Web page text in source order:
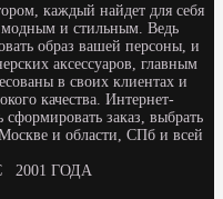
каждый найдет для себя
модным и стильным. Ведь
образ вашей персоны, и
аксессуаров, главным
в своих клиентах и
качества. Интернет-
заказ, выбрать
и области, СПб и всей
ГОДА